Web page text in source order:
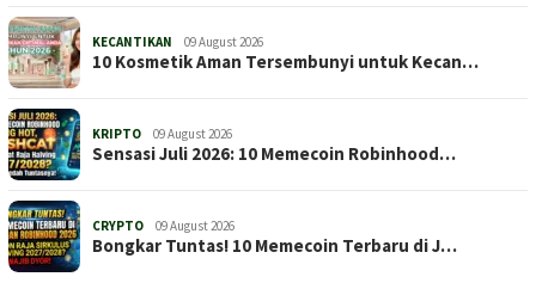
KECANTIKAN 09 August 2026
10 Kosmetik Aman Tersembunyi untuk Kecan…
KRIPTO 09 August 2026
Sensasi Juli 2026: 10 Memecoin Robinhood…
CRYPTO 09 August 2026
Bongkar Tuntas! 10 Memecoin Terbaru di J…